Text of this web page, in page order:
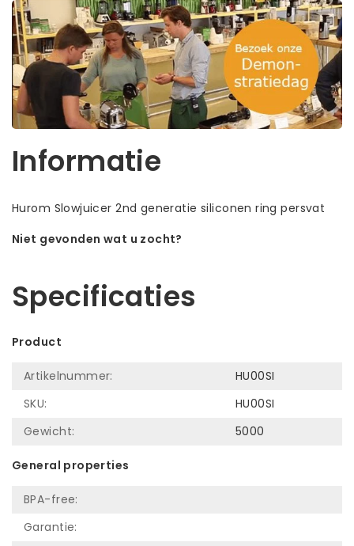
Informatie
Hurom Slowjuicer 2nd generatie siliconen ring persvat
Niet gevonden wat u zocht?
Specificaties
Product
Artikelnummer:
HU00SI
SKU:
HU00SI
Gewicht:
5000
General properties
BPA-free:
Garantie: